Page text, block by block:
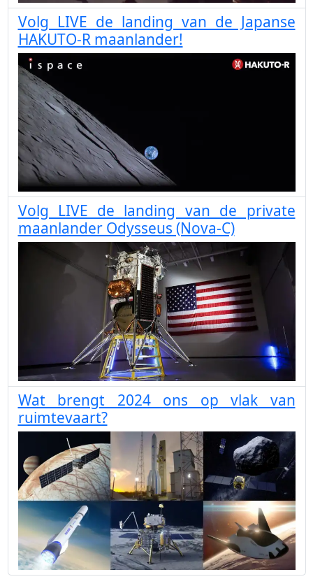
Volg LIVE de landing van de Japanse
HAKUTO-R maanlander!
Volg LIVE de landing van de private
maanlander Odysseus (Nova-C)
Wat brengt 2024 ons op vlak van
ruimtevaart?